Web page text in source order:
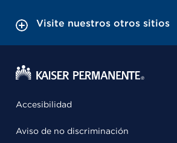
Visite nuestros otros sitios
Accesibilidad
Aviso de no discriminación